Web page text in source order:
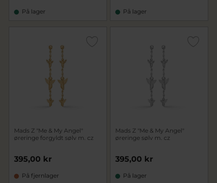
På lager På lager
Mads Z "Me & My Angel"
øreringe forgyldt sølv m. cz
395,00 kr
På fjernlager
Mads Z "Me & My Angel"
øreringe sølv m. cz
395,00 kr
På lager